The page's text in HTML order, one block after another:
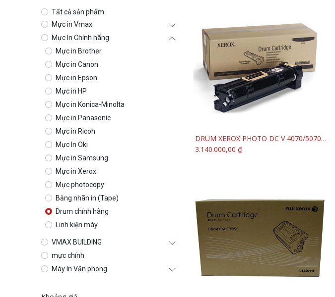
Tất cả sản phẩm
Mực in Vmax
Mực In Chính hãng
Mực in Brother
Mực in Canon
Mực in Epson
Mực in HP
Mực in Konica-Minolta
Mực in Panasonic
Mực in Ricoh
Mực In Oki
Mực in Samsung
Mực in Xerox
Mực photocopy
Băng nhãn in (Tape)
Drum chính hãng
Linh kiện máy
VMAX BUILDING
mực chính
Máy In Văn phòng
Thêm vào giỏ hàng
DRUM XEROX PHOTO DC V 4070/5070 (CT351061)
3.140.000,00 ₫